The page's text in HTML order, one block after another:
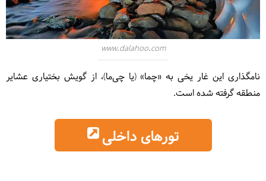
www.dalahoo.com
نامگذاری این غار یخی به «چما» (یا چی‌ما)، از گویش بختیاری عشایر
منطقه گرفته شده است.
تورهای داخلی